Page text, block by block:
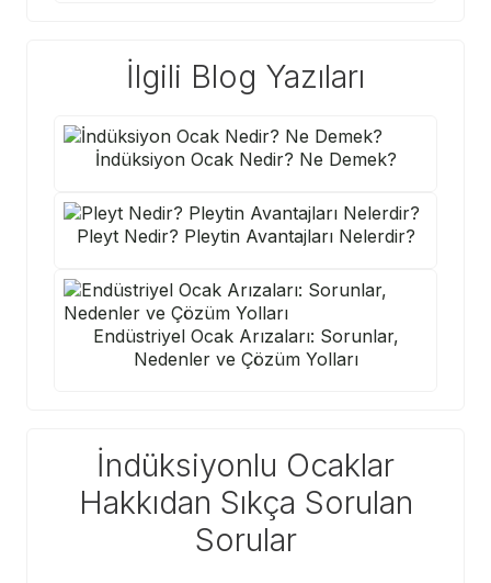
İlgili Blog Yazıları
İndüksiyon Ocak Nedir? Ne Demek?
Pleyt Nedir? Pleytin Avantajları Nelerdir?
Endüstriyel Ocak Arızaları: Sorunlar,
Nedenler ve Çözüm Yolları
İndüksiyonlu Ocaklar
Hakkıdan Sıkça Sorulan
Sorular